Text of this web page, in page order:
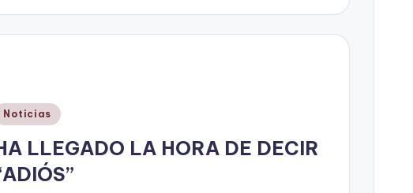
Noticias
LLEGADO LA HORA DE DECIR